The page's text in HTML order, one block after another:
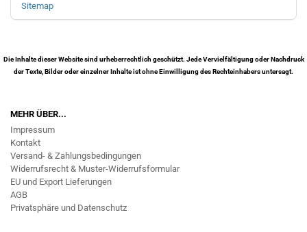
Sitemap
Die Inhalte dieser Website sind urheberrechtlich geschützt. Jede Vervielfältigung oder Nachdruck
der Texte, Bilder oder einzelner Inhalte ist ohne Einwilligung des Rechteinhabers untersagt.
MEHR ÜBER...
Impressum
Kontakt
Versand- & Zahlungsbedingungen
Widerrufsrecht & Muster-Widerrufsformular
EU und Export Lieferungen
AGB
Privatsphäre und Datenschutz